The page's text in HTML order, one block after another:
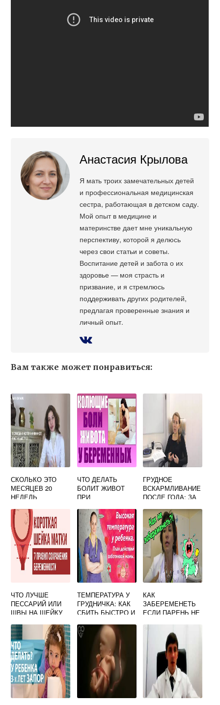
Анастасия Крылова
Я мать троих замечательных детей
и профессиональная медицинская
сестра, работающая в детском саду.
Мой опыт в медицине и
материнстве дает мне уникальную
перспективу, которой я делюсь
через свои статьи и советы.
Воспитание детей и забота о их
здоровье — моя страсть и
призвание, и я стремлюсь
поддерживать других родителей,
предлагая проверенные знания и
личный опыт.
Вам также может понравиться:
СКОЛЬКО ЭТО
МЕСЯЦЕВ 20
НЕДЕЛЬ
ЧТО ДЕЛАТЬ
БОЛИТ ЖИВОТ
ПРИ
ГРУДНОЕ
ВСКАРМЛИВАНИЕ
ПОСЛЕ ГОДА: ЗА
ЧТО ЛУЧШЕ
ПЕССАРИЙ ИЛИ
ШВЫ НА ШЕЙКУ
БЕРЕМЕННОСТИ
ТЕМПЕРАТУРА У
ГРУДНИЧКА: КАК
СБИТЬ БЫСТРО И
ТЕМПЕРАТУРУ У
МЛАДЕНЦА
КАК
ЗАБЕРЕМЕНЕТЬ
ЕСЛИ ПАРЕНЬ НЕ